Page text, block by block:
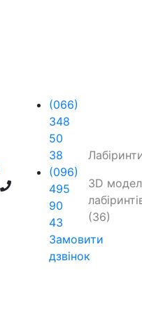
(066)
348
50
38
(096)
495
90
43
Замовити
дзвінок
3D
(36)